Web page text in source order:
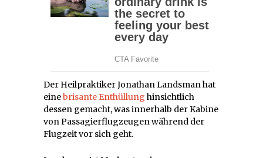
Der Heilpraktiker Jonathan Landsman hat
einebrisante Enthüllung hinsichtlich
dessen gemacht, was innerhalb der Kabine
von Passagierflugzeugen während der
Flugzeit vor sich geht.